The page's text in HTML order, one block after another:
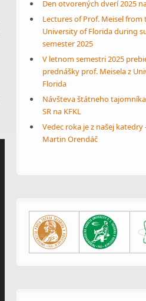
Den otvorených dverí 2025
Lectures of Prof. Meisel from
University of Florida during
semester 2025
V letnom semestri 2025
prednášky prof. Meisela z
Florida
Návšteva štátneho
SR na KFKL
Vedec roka je z našej katedry
Martin Orendáč